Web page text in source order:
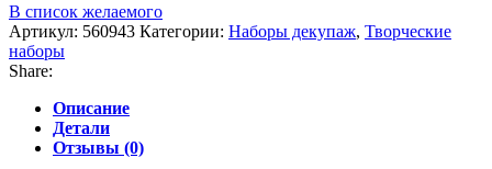
В список желаемого
Артикул: 560943 Категории: Наборы декупаж, Творческие
наборы
Share:
Описание
Детали
Отзывы (0)